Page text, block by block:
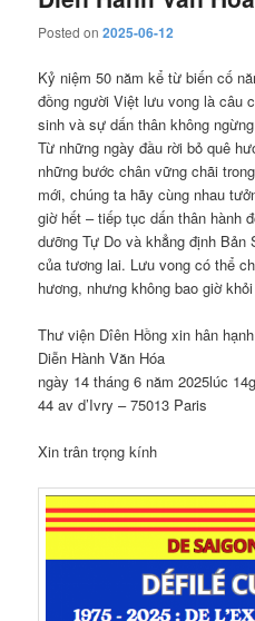
Posted on2025-06-12
Kỷ niệm 50 năm kể từ biến cố
đồng người Việt lưu vong là câu
sinh và sự dấn thân không
Từ những ngày đầu rời bỏ quê
những bước chân vững chãi
mới, chúng ta hãy cùng nhau
giờ hết – tiếp tục dấn thân hành
dưỡng Tự Do và khẳng định
của tương lai. Lưu vong có thể
hương, nhưng không bao giờ
Thư viện Dîên Hồng xin hân
Diễn Hành Văn Hóa
ngày 14 tháng 6 năm 2025lúc
44 av d’Ivry – 75013 Paris
Xin trân trọng kính